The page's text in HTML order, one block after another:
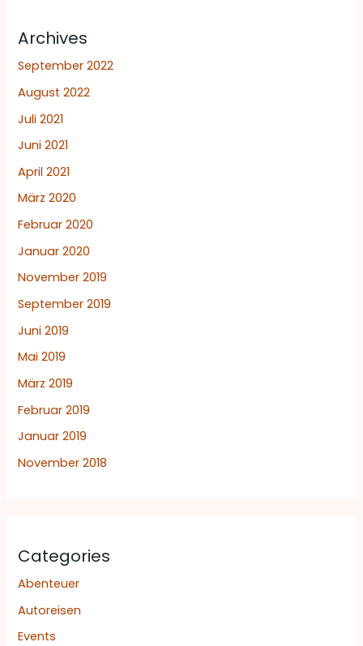
Archives
September 2022
August 2022
Juli 2021
Juni 2021
April 2021
März 2020
Februar 2020
Januar 2020
November 2019
September 2019
Juni 2019
Mai 2019
März 2019
Februar 2019
Januar 2019
November 2018
Categories
Abenteuer
Autoreisen
Events